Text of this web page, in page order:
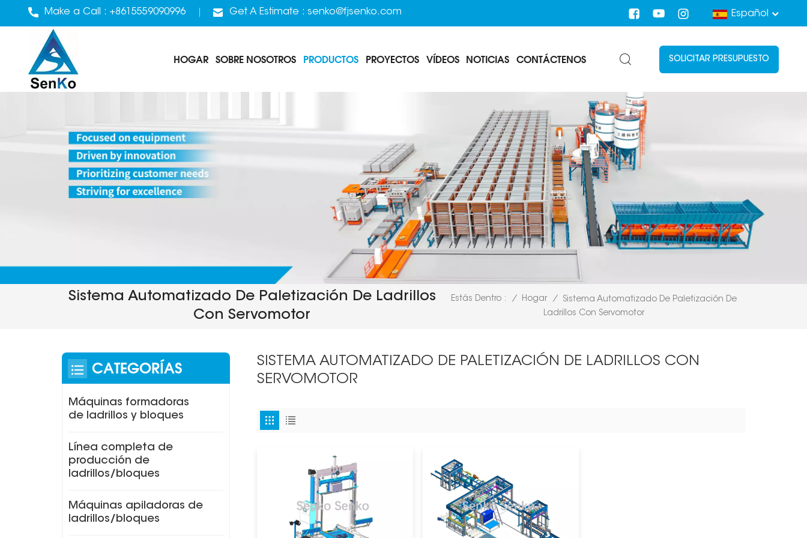
Make a Call : +8615559090996 Get A Estimate : senko@fjsenko.com Español
HOGAR SOBRE NOSOTROS PRODUCTOS PROYECTOS VÍDEOS NOTICIAS CONTÁCTENOS SOLICITAR PRESUPUESTO
Sistema Automatizado De Paletización De Ladrillos
Con Servomotor
Estás Dentro : / Hogar /
Sistema Automatizado De Paletización De
Ladrillos Con Servomotor
SISTEMA AUTOMATIZADO DE PALETIZACIÓN DE LADRILLOS CON
SERVOMOTOR
CATEGORÍAS
Máquinas formadoras
de ladrillos y bloques
Línea completa de
producción de
ladrillos/bloques
Máquinas apiladoras de
ladrillos/bloques